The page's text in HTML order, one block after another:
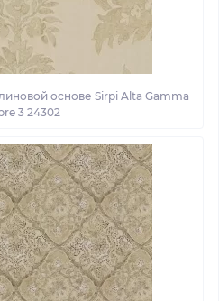
основе Sirpi Alta Gamma
3 24302